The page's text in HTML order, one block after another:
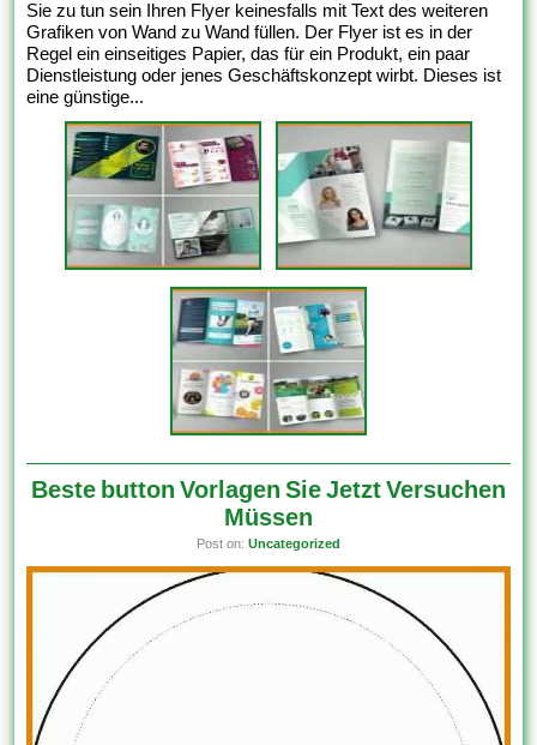
Sie zu tun sein Ihren Flyer keinesfalls mit Text des weiteren
Grafiken von Wand zu Wand füllen. Der Flyer ist es in der
Regel ein einseitiges Papier, das für ein Produkt, ein paar
Dienstleistung oder jenes Geschäftskonzept wirbt. Dieses ist
eine günstige...
Beste button Vorlagen Sie Jetzt Versuchen
Müssen
Post on: Uncategorized